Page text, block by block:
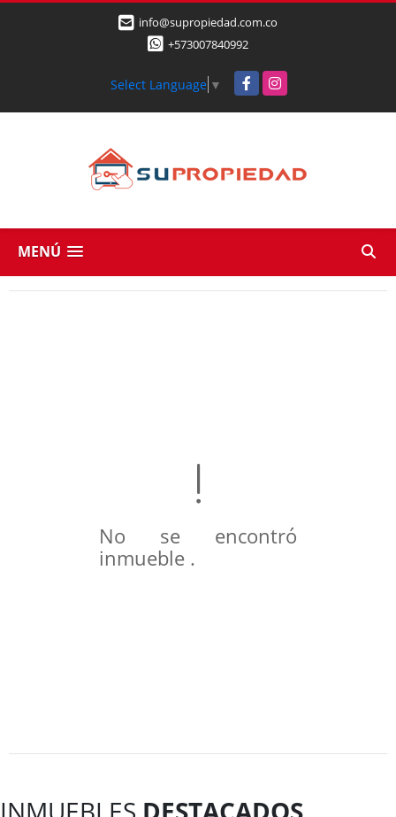
info@supropiedad.com.co
+573007840992
Select Language ▼ FacebookInstagram
MENÚ
No se encontró
inmueble .